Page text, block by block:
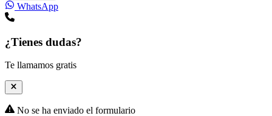
WhatsApp
¿Tienes dudas?
Te llamamos gratis
No se ha enviado el formulario